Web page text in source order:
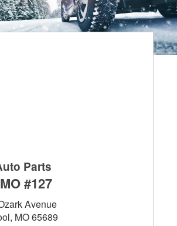
Parts
#127
Avenue
MO 65689